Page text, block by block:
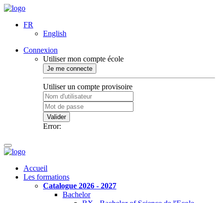
FR
English
Connexion
Utiliser mon compte école
Je me connecte
Utiliser un compte provisoire
Valider
Error:
Accueil
Les formations
Catalogue 2026 - 2027
Bachelor